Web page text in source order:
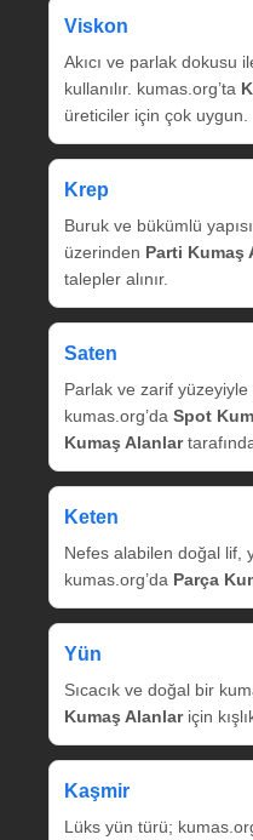
Viskon
Akıcı ve parlak dokusu
kullanılır. kumas.org’ta
üreticiler için çok uygun.
Krep
Buruk ve bükümlü
üzerinden Parti Kumaş
talepler alınır.
Saten
Parlak ve zarif
kumas.org’da Spot
Kumaş Alanlar
Keten
Nefes alabilen doğal lif,
kumas.org’da Parça
Yün
Sıcacık ve doğal bir
Kumaş Alanlariçin
Kaşmir
Lüks yün türü;